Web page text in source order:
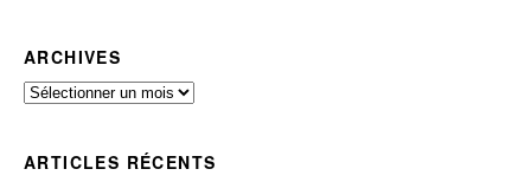
ARCHIVES
Archives
ARTICLES RÉCENTS